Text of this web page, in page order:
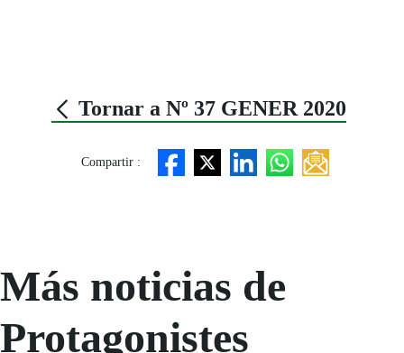
Tornar a Nº 37 GENER 2020
Compartir :
Más noticias de
Protagonistes